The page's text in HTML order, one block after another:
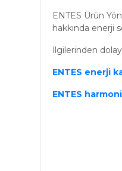
ENTES Ürün
hakkında enerji
İlgilerinden
ENTES enerji
ENTES